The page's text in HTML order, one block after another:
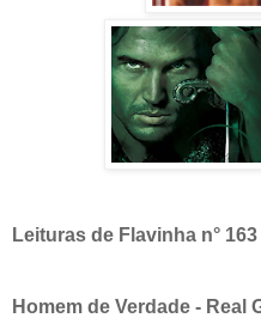
Leituras de Flavinha n° 163
Homem de Verdade - Real